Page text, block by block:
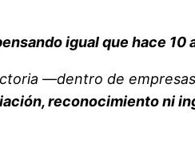
igual que hace 10
—dentro de
reconocimiento ni